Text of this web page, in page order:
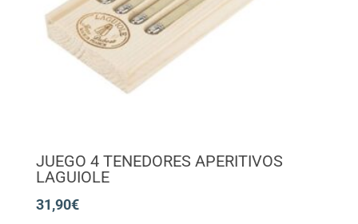
JUEGO 4 TENEDORES APERITIVOS
LAGUIOLE
31,90€